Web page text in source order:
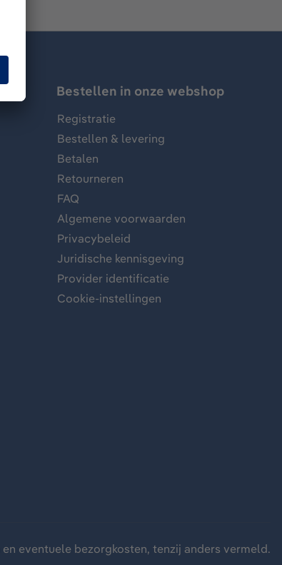
Bestellen in onze webshop
Registratie
Bestellen & levering
Betalen
Retourneren
FAQ
Algemene voorwaarden
Privacybeleid
Juridische kennisgeving
Provider identificatie
Cookie-instellingen
en eventuele bezorgkosten, tenzij anders vermeld.